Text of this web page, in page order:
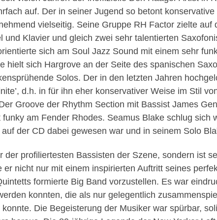
auf. Der in seiner Jugend so betont
vielseitig. Seine Gruppe RH Factor zielte
und Klavier und gleich zwei sehr talentierten
sich am Soul Jazz Sound mit einem sehr
hielt sich Hargrove an der Seite des spanischen
Solos. Der in den letzten Jahren
d.h. in für ihn eher konservativer Weise im Stil
Groove der Rhythm Section mit Bassist James
am Fender Rhodes. Seamus Blake schlug sich
der CD dabei gewesen war und in seinem Solo
der profiliertesten Bassisten der Szene, sondern ist
nicht nur mit einem inspirierten Auftritt seines
formierte Big Band vorzustellen. Es war
konnten, die als nur gelegentlich
Die Begeisterung der Musiker war spürbar,